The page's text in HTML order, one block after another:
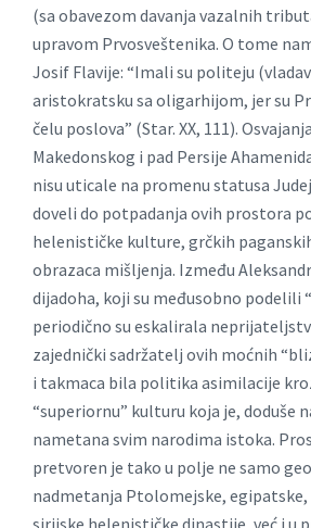
(sa obavezom davanja vazalnih
upravom Prvosveštenika. O tome
Josif Flavije: “Imali su politeju
aristokratsku sa oligarhijom, jer su
čelu poslova” (Star. XX, 111).
Makedonskog i pad Persije
nisu uticale na promenu statusa
doveli do potpadanja ovih prostora
helenističke kulture, grčkih
obrazaca mišljenja. Između
dijadoha, koji su međusobno podelili
periodično su eskalirala
zajednički sadržatelj ovih moćnih
i takmaca bila politika asimilacije
“superiornu” kulturu koja je, doduše
nametana svim narodima istoka.
pretvoren je tako u polje ne samo
nadmetanja Ptolomejske, egipatske,